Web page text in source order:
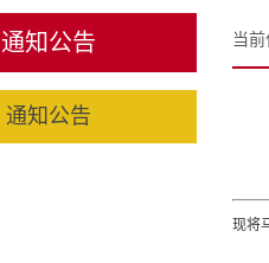
通知公告
通知公告
当
现将